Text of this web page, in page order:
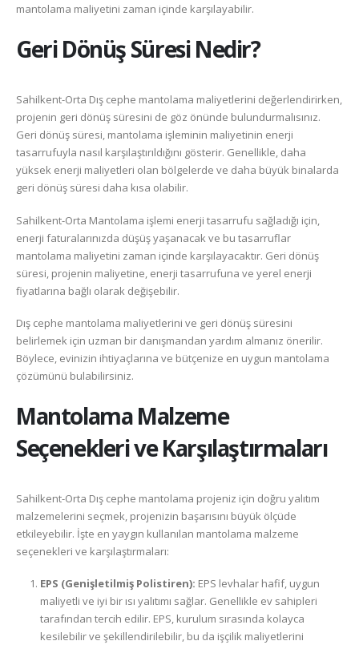
mantolama maliyetini zaman içinde karşılayabilir.
Geri Dönüş Süresi Nedir?
Sahilkent-Orta Dış cephe mantolama maliyetlerini değerlendirirken,
projenin geri dönüş süresini de göz önünde bulundurmalısınız.
Geri dönüş süresi, mantolama işleminin maliyetinin enerji
tasarrufuyla nasıl karşılaştırıldığını gösterir. Genellikle, daha
yüksek enerji maliyetleri olan bölgelerde ve daha büyük binalarda
geri dönüş süresi daha kısa olabilir.
Sahilkent-Orta Mantolama işlemi enerji tasarrufu sağladığı için,
enerji faturalarınızda düşüş yaşanacak ve bu tasarruflar
mantolama maliyetini zaman içinde karşılayacaktır. Geri dönüş
süresi, projenin maliyetine, enerji tasarrufuna ve yerel enerji
fiyatlarına bağlı olarak değişebilir.
Dış cephe mantolama maliyetlerini ve geri dönüş süresini
belirlemek için uzman bir danışmandan yardım almanız önerilir.
Böylece, evinizin ihtiyaçlarına ve bütçenize en uygun mantolama
çözümünü bulabilirsiniz.
Mantolama Malzeme
Seçenekleri ve Karşılaştırmaları
Sahilkent-Orta Dış cephe mantolama projeniz için doğru yalıtım
malzemelerini seçmek, projenizin başarısını büyük ölçüde
etkileyebilir. İşte en yaygın kullanılan mantolama malzeme
seçenekleri ve karşılaştırmaları:
EPS (Genişletilmiş Polistiren): EPS levhalar hafif, uygun
maliyetli ve iyi bir ısı yalıtımı sağlar. Genellikle ev sahipleri
tarafından tercih edilir. EPS, kurulum sırasında kolayca
kesilebilir ve şekillendirilebilir, bu da işçilik maliyetlerini